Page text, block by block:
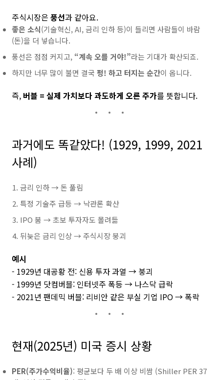
주식시장은 풍선과 같아요.
좋은 소식(기술혁신, AI, 금리 인하 등)이 들리면 사람들이 바람
(돈)을 더 넣습니다.
풍선은 점점 커지고, “계속 오를 거야!”라는 기대가 확산되죠.
하지만 너무 많이 불면 결국 펑! 하고 터지는 순간이 옵니다.
즉, 버블 = 실제 가치보다 과도하게 오른 주가를 뜻합니다.
과거에도 똑같았다! (1929, 1999, 2021
사례)
금리 인하 → 돈 풀림
특정 기술주 급등 → 낙관론 확산
IPO 붐 → 초보 투자자도 몰려듦
뒤늦은 금리 인상 → 주식시장 붕괴
예시
- 1929년 대공황 전: 신용 투자 과열 → 붕괴
- 1999년 닷컴버블: 인터넷주 폭등 → 나스닥 급락
- 2021년 팬데믹 버블: 리비안 같은 부실 기업 IPO → 폭락
현재(2025년) 미국 증시 상황
PER(주가수익비율): 평균보다 두 배 이상 비쌈 (Shiller PER 37